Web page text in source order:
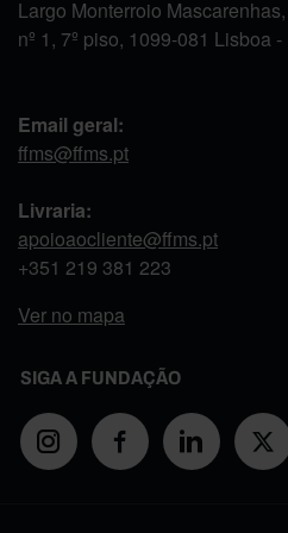
Largo Monterroio Mascarenhas,
nº 1, 7º piso, 1099-081 Lisboa
Email geral:
ffms@ffms.pt
Livraria:
apoioaocliente@ffms.pt
+351 219 381 223
Ver no mapa
SIGA A FUNDAÇÃO